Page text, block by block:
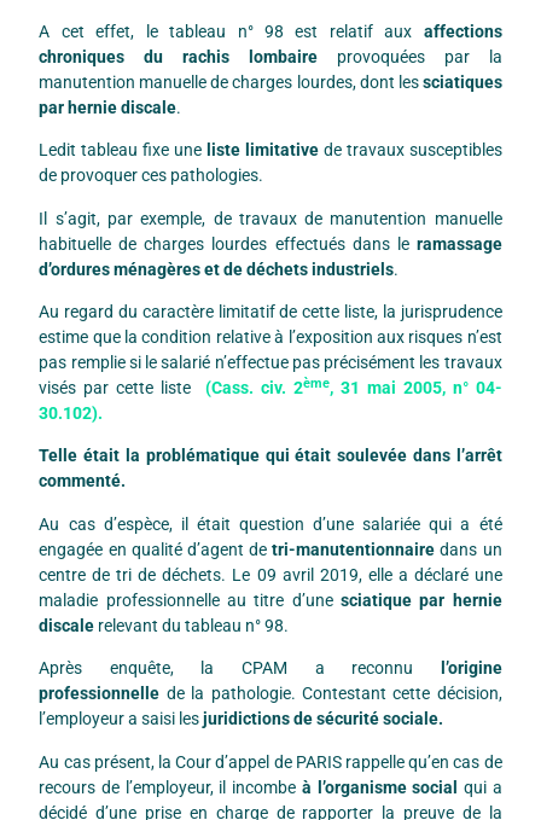
A cet effet, le tableau n° 98 est relatif aux affections
chroniques du rachis lombaire provoquées par la
manutention manuelle de charges lourdes, dont lessciatiques
par hernie discale.
Ledit tableau fixe une liste limitativede travaux susceptibles
de provoquer ces pathologies.
Il s’agit, par exemple, de travaux de manutention manuelle
habituelle de charges lourdes effectués dans le ramassage
d’ordures ménagères et de déchets industriels.
Au regard du caractère limitatif de cette liste, la jurisprudence
estime que la condition relative à l’exposition aux risques n’est
pas remplie si le salarié n’effectue pas précisément les travaux
visés par cette liste(Cass. civ. 2ème, 31 mai 2005, n° 04-
30.102).
Telle était la problématique qui était soulevée dans l’arrêt
commenté.
Au cas d’espèce, il était question d’une salariée qui a été
engagée en qualité d’agent de tri-manutentionnaire dans un
centre de tri de déchets. Le 09 avril 2019, elle a déclaré une
maladie professionnelle au titre d’une sciatique par hernie
discale relevant du tableau n° 98.
Après enquête, la CPAM a reconnu
l’origine
professionnelle de la pathologie. Contestant cette décision,
l’employeur a saisi lesjuridictions de sécurité sociale.
Au cas présent, la Cour d’appel de PARIS rappelle qu’en cas de
recours de l’employeur, il incombe à l’organisme social qui a
décidé d’une prise en charge de rapporter la preuve de la